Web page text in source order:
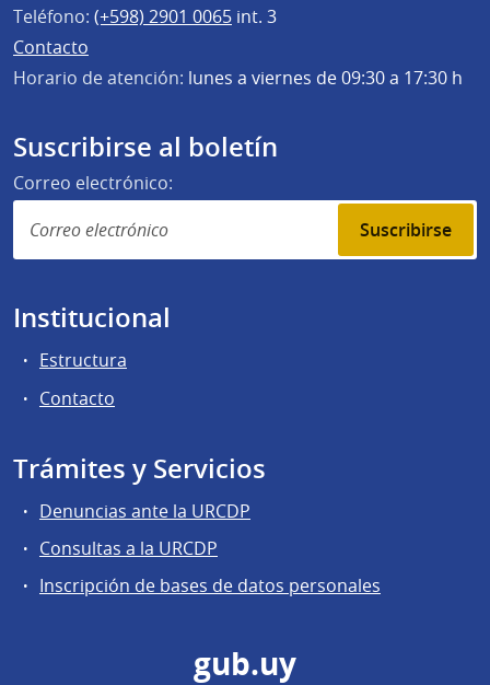
Teléfono: (+598) 2901 0065 int. 3
Contacto
Horario de atención: lunes a viernes de 09:30 a 17:30 h
Suscribirse al boletín
Correo electrónico:
Suscribirse
Institucional
Estructura
Contacto
Trámites y Servicios
Denuncias ante la URCDP
Consultas a la URCDP
Inscripción de bases de datos personales
gub.uy